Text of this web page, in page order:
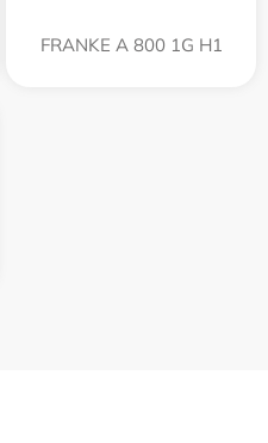
FRANKE A 800 1G H1